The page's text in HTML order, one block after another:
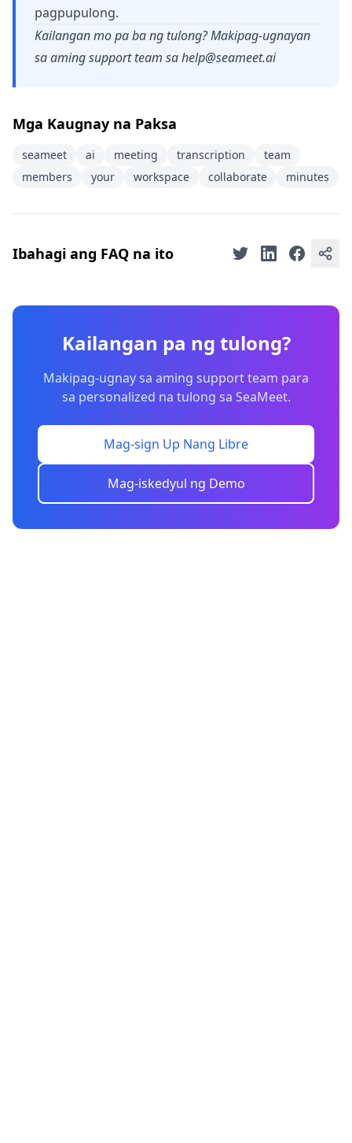
pagpupulong.
Kailangan mo pa ba ng tulong? Makipag-ugnayan
sa aming support team sahelp@seameet.ai
Mga Kaugnay na Paksa
seameet ai meeting transcription
team
members
your workspace collaborate minutes
Ibahagi ang FAQ na ito
Kailangan pa ng tulong?
Makipag-ugnay sa aming support team para
sa personalized na tulong sa SeaMeet.
Mag-sign Up Nang Libre
Mag-iskedyul ng Demo